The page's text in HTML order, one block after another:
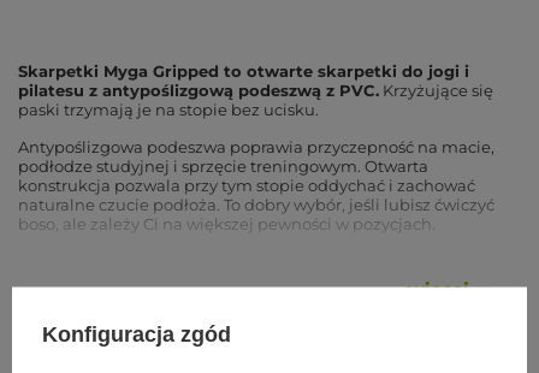
Skarpetki Myga Gripped to otwarte skarpetki do jogi i
pilatesu z antypoślizgową podeszwą z PVC. Krzyżujące się
paski trzymają je na stopie bez ucisku.
Antypoślizgowa podeszwa poprawia przyczepność na macie,
podłodze studyjnej i sprzęcie treningowym. Otwarta
konstrukcja pozwala przy tym stopie oddychać i zachować
naturalne czucie podłoża. To dobry wybór, jeśli lubisz ćwiczyć
boso, ale zależy Ci na większej pewności w pozycjach.
Zalety
Antypoślizgowa podeszwa z PVC
na macie i podłodze.
wiecej
Konfiguracja zgód